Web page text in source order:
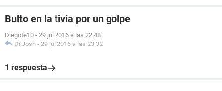
Bulto en la tivia por un golpe
Diegote10 - 29 jul 2016 a las 22:48
Dr.Josh - 29 jul 2016 a las 23:32
1 respuesta